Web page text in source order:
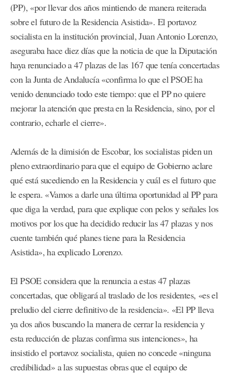
(PP), «por llevar dos años mintiendo de manera reiterada
sobre el futuro de la Residencia Asistida». El portavoz
socialista en la institución provincial, Juan Antonio Lorenzo,
aseguraba hace diez días que la noticia de que la Diputación
haya renunciado a 47 plazas de las 167 que tenía concertadas
con la Junta de Andalucía «confirma lo que el PSOE ha
venido denunciado todo este tiempo: que el PP no quiere
mejorar la atención que presta en la Residencia, sino, por el
contrario, echarle el cierre».
Además de la dimisión de Escobar, los socialistas piden un
pleno extraordinario para que el equipo de Gobierno aclare
qué está sucediendo en la Residencia y cuál es el futuro que
le espera. «Vamos a darle una última oportunidad al PP para
que diga la verdad, para que explique con pelos y señales los
motivos por los que ha decidido reducir las 47 plazas y nos
cuente también qué planes tiene para la Residencia
Asistida», ha explicado Lorenzo.
El PSOE considera que la renuncia a estas 47 plazas
concertadas, que obligará al traslado de los residentes, «es el
preludio del cierre definitivo de la residencia». «El PP lleva
ya dos años buscando la manera de cerrar la residencia y
esta reducción de plazas confirma sus intenciones», ha
insistido el portavoz socialista, quien no concede «ninguna
credibilidad» a las supuestas obras que el equipo de